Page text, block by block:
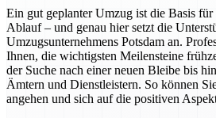
Ein gut geplanter Umzug ist die Basis für
Ablauf – und genau hier setzt die
Umzugsunternehmens Potsdam an.
Ihnen, die wichtigsten Meilensteine
der Suche nach einer neuen Bleibe bis
Ämtern und Dienstleistern. So können
angehen und sich auf die positiven